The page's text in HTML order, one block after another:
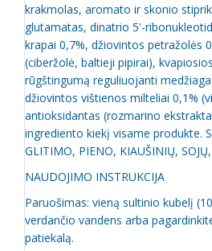
krakmolas, aromato ir skonio
glutamatas, dinatrio 5'-
krapai 0,7%, džiovintos petražolės
(ciberžolė, baltieji pipirai),
rūgštingumą reguliuojanti
džiovintos vištienos milteliai 0,1%
antioksidantas (rozmarino
ingrediento kiekį visame produkte.
GLITIMO, PIENO, KIAUŠINIŲ,
NAUDOJIMO INSTRUKCIJA
Paruošimas: vieną sultinio kubelį
verdančio vandens arba
patiekalą.